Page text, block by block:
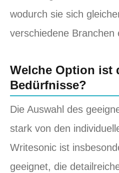
wodurch sie sich
verschiedene Branchen
Welche Option ist
Bedürfnisse?
Die Auswahl des
stark von den
Writesonic ist
geeignet, die